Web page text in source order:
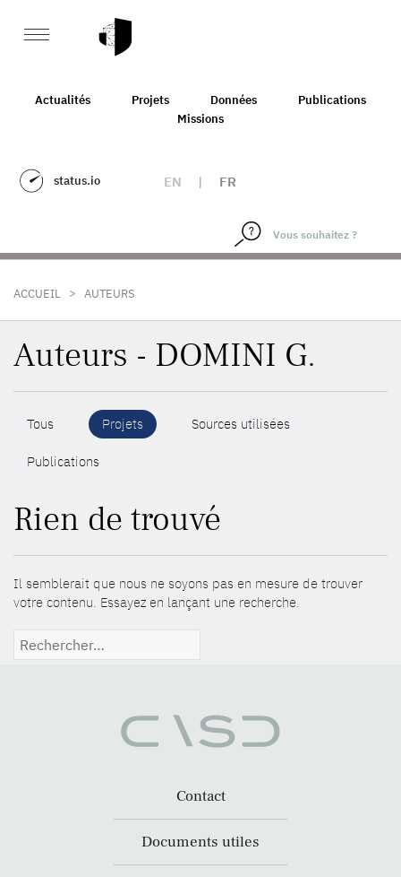
Actualités Projets Données
Publications
Missions
status.io EN | FR
ACCUEIL > AUTEURS
Auteurs - DOMINI G.
Tous Projets Sources utilisées
Publications
Rien de trouvé
Il semblerait que nous ne soyons pas en mesure de trouver
votre contenu. Essayez en lançant une recherche.
Rechercher :
Contact
Documents utiles